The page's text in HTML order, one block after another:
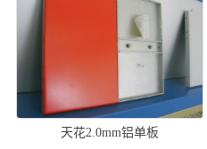
天花2.0mm铝单板